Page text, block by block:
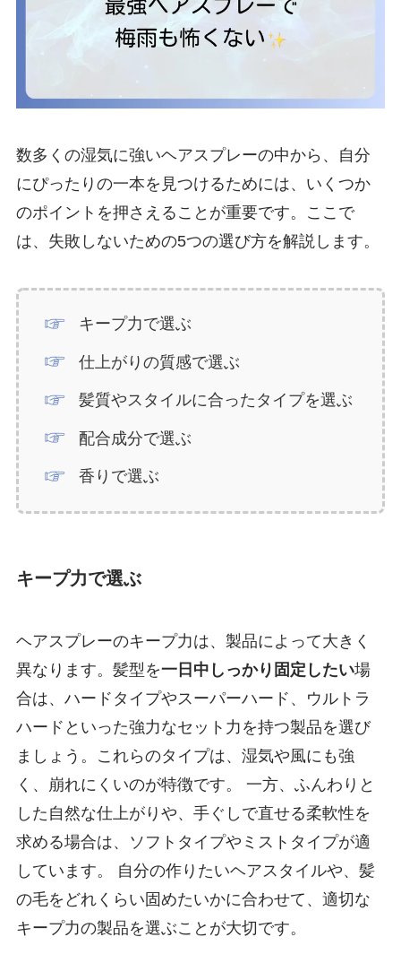
数多くの湿気に強いヘアスプレーの中から、自分
にぴったりの一本を見つけるためには、いくつか
のポイントを押さえることが重要です。ここで
は、失敗しないための5つの選び方を解説します。
キープ力で選ぶ
仕上がりの質感で選ぶ
髪質やスタイルに合ったタイプを選ぶ
配合成分で選ぶ
香りで選ぶ
キープ力で選ぶ
ヘアスプレーのキープ力は、製品によって大きく
異なります。髪型を一日中しっかり固定したい場
合は、ハードタイプやスーパーハード、ウルトラ
ハードといった強力なセット力を持つ製品を選び
ましょう。これらのタイプは、湿気や風にも強
く、崩れにくいのが特徴です。 一方、ふんわりと
した自然な仕上がりや、手ぐしで直せる柔軟性を
求める場合は、ソフトタイプやミストタイプが適
しています。 自分の作りたいヘアスタイルや、髪
の毛をどれくらい固めたいかに合わせて、適切な
キープ力の製品を選ぶことが大切です。